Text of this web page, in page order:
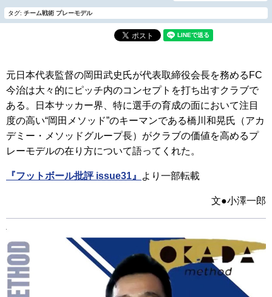
タグ: チーム戦術 プレーモデル
元日本代表監督の岡田武史氏が代表取締役会長を務めるFC
今治は大々的にピッチ内のコンセプトを打ち出すクラブで
ある。日本サッカー界、特に選手の育成の面において注目
度の高い“岡田メソッド”のキーマンである橋川和晃氏（アカ
デミー・メソッドグループ長）がクラブの価値を高めるプ
レーモデルの在り方について語ってくれた。
『フットボール批評 issue31』 より一部転載
文●小澤一郎